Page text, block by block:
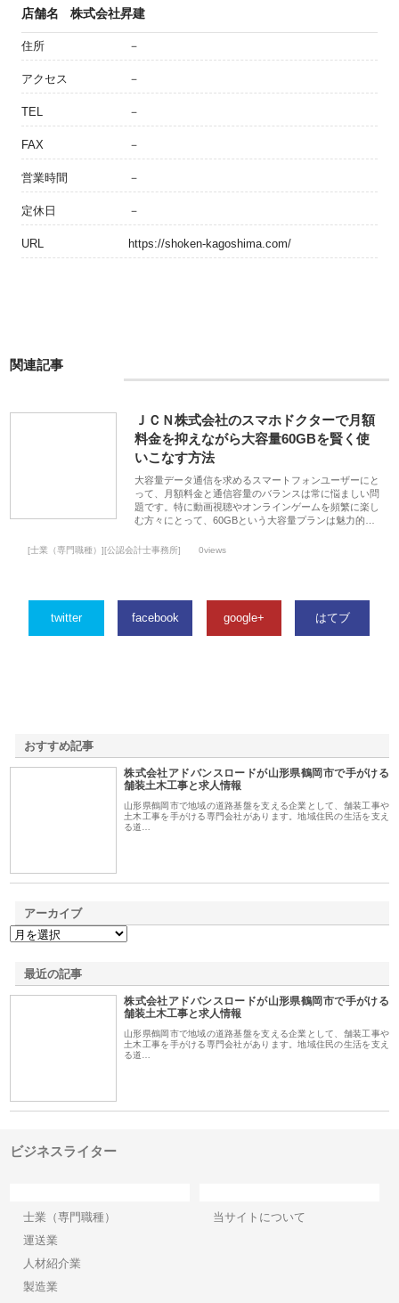
店舗名 株式会社昇建
住所 －
アクセス －
TEL －
FAX －
営業時間 －
定休日 －
URL https://shoken-kagoshima.com/
関連記事
ＪＣＮ株式会社のスマホドクターで月額
料金を抑えながら大容量60GBを賢く使
いこなす方法
大容量データ通信を求めるスマートフォンユーザーにと
って、月額料金と通信容量のバランスは常に悩ましい問
題です。特に動画視聴やオンラインゲームを頻繁に楽し
む方々にとって、60GBという大容量プランは魅力的…
[士業（専門職種）][公認会計士事務所] 0views
twitter facebook google+ はてブ
おすすめ記事
株式会社アドバンスロードが山形県鶴岡市で手がける
舗装土木工事と求人情報
山形県鶴岡市で地域の道路基盤を支える企業として、舗装工事や
土木工事を手がける専門会社があります。地域住民の生活を支え
る道…
アーカイブ
最近の記事
株式会社アドバンスロードが山形県鶴岡市で手がける
舗装土木工事と求人情報
山形県鶴岡市で地域の道路基盤を支える企業として、舗装工事や
土木工事を手がける専門会社があります。地域住民の生活を支え
る道…
ビジネスライター
士業（専門職種）
運送業
人材紹介業
製造業
当サイトについて